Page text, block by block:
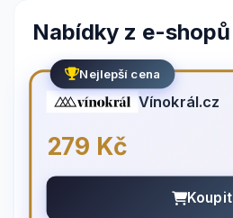
Nabídky z e-shopů
Nejlepší cena
Vínokrál.cz
279 Kč
Koupit